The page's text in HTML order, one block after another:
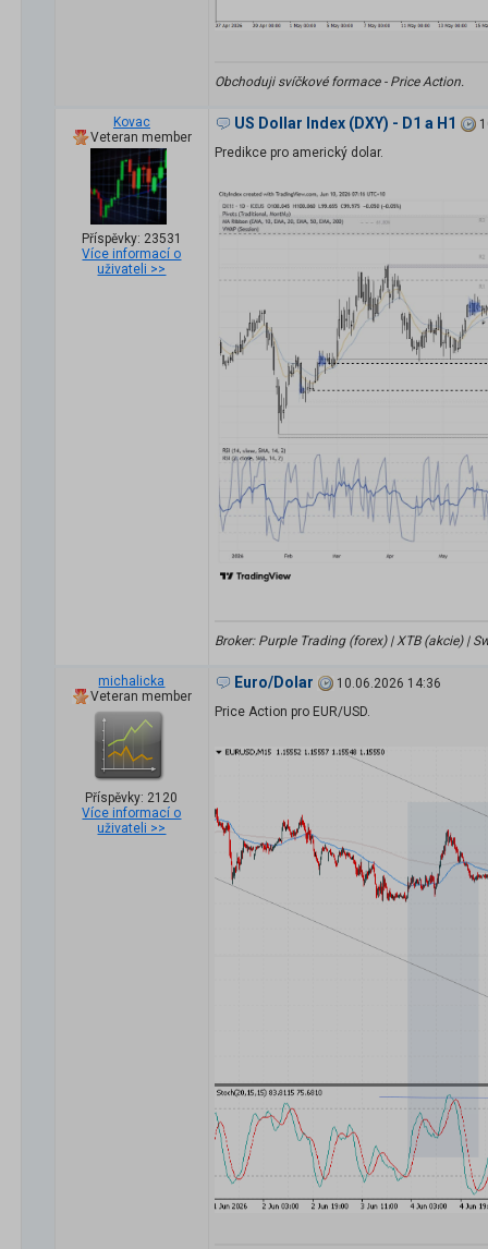
Obchoduji svíčkové formace - Price Action.
Kovac
Veteran member
Příspěvky: 23531
Více informací o
uživateli >>
US Dollar Index (DXY) - D1 a H1
Predikce pro americký dolar.
Broker: Purple Trading (forex) | XTB (akcie) |
michalicka
Veteran member
Příspěvky: 2120
Více informací o
uživateli >>
Euro/Dolar
10.06.2026 14:36
Price Action pro EUR/USD.